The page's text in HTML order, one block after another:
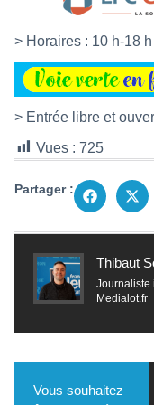
> Horaires : 10 h-18
> Entrée libre et
Vues : 725
Partager :
Thibaut
Journaliste
Medialot.fr
Vous souhaitez